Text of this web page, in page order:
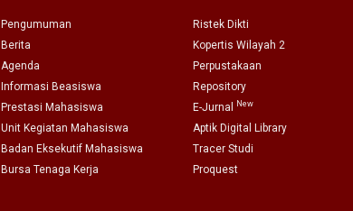
Pengumuman
Berita
Agenda
Informasi Beasiswa
Prestasi Mahasiswa
Unit Kegiatan Mahasiswa
Badan Eksekutif Mahasiswa
Bursa Tenaga Kerja
Ristek Dikti
Kopertis Wilayah 2
Perpustakaan
Repository
E-Jurnal
New
Aptik Digital Library
Tracer Studi
Proquest